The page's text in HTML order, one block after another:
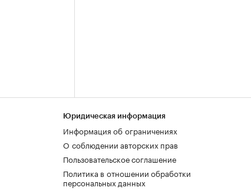
Юридическая информация
Информация об ограничениях
О соблюдении авторских прав
Пользовательское соглашение
Политика в отношении обработки
персональных данных